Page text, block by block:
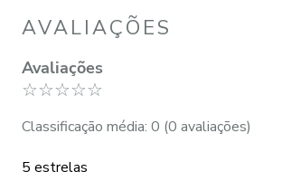
AVALIAÇÕES
Avaliações
☆☆☆☆☆
Classificação média: 0 (0 avaliações)
5 estrelas